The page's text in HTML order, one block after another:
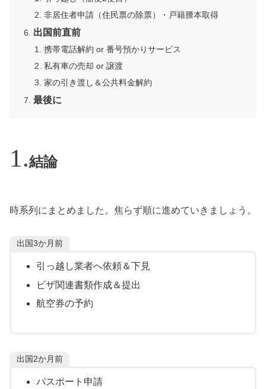
非居住者申請（住民票の除票）・戸籍謄本取得
出国前直前
携帯電話解約 or 番号預かりサービス
私有車の売却 or 譲渡
家の引き渡し＆公共料金解約
最後に
結論
時系列にまとめました。焦らず順に進めていきましょう。
出国3か月前
引っ越し業者へ依頼＆下見
ビザ関連書類作成＆提出
航空券の予約
出国2か月前
パスポート申請